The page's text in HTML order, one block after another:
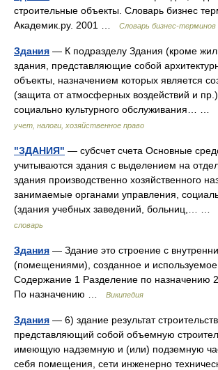
строительные объекты. Словарь бизнес
Академик.ру. 2001 …
Словарь бизнес-терминов
Здания — К подразделу Здания (кроме
здания, представляющие собой
объекты, назначением которых является
(защита от атмосферных воздействий и пр.)
социально культурного обслуживания… …
учет, налоги, хозяйственное право
"ЗДАНИЯ" — субсчет счета Основные
учитываются здания с выделением на
здания производственно хозяйственного
занимаемые органами управления,
(здания учебных заведений, больниц,… …
словарь
Здания — Здание это строение с
(помещениями), созданное и
Содержание 1 Разделение по назначению
По назначению …
Википедия
Здания — 6) здание результат
представляющий собой объемную
имеющую надземную и (или) подземную
себя помещения, сети инженерно